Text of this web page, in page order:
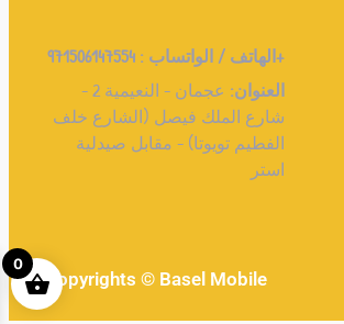
الهاتف / الواتساب :971506147554+
العنوان:
عجمان - النعيمية 2 -
شارع الملك فيصل (الشارع خلف
الفطيم تويوتا) - مقابل صيدلية
استر
copyrights © Basel Mobile
0